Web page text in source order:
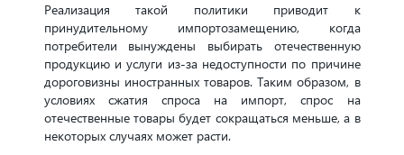
Реализация такой политики приводит к
принудительному импортозамещению, когда
потребители вынуждены выбирать отечественную
продукцию и услуги из-за недоступности по причине
дороговизны иностранных товаров. Таким образом, в
условиях сжатия спроса на импорт, спрос на
отечественные товары будет сокращаться меньше, а в
некоторых случаях может расти.